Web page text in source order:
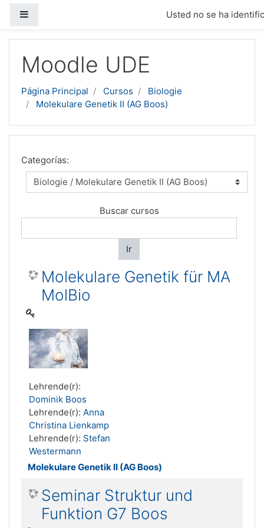
Usted no se ha
Moodle UDE
Página Principal Cursos
Biologie
Molekulare Genetik II (AG Boos)
Categorías:
Buscar cursos
Ir
Molekulare Genetik für MA
MolBio
Lehrende(r):
Dominik Boos
Lehrende(r): Anna
Christina Lienkamp
Lehrende(r): Stefan
Westermann
Molekulare Genetik II (AG Boos)
Seminar Struktur und
Funktion G7 Boos